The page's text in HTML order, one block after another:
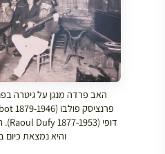
האב פרדה מנגן על גיטרה
והיא נמצאת